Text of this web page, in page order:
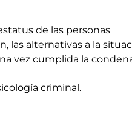
de las personas
las alternativas a la
vez cumplida la
criminal.